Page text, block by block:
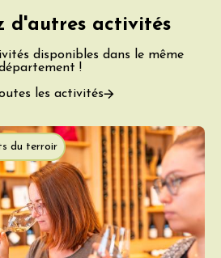
d'autres activités
disponibles dans le même
!
les activités
du terroir